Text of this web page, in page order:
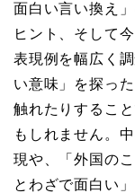
面白い言い換え
ヒント、そして
表現例を幅広く
い意味」を探っ
触れたりするこ
もしれません。
現や、「外国の
とわざで面白い